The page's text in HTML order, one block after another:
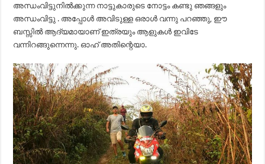
അന്ധംവിട്ടുനിൽക്കുന്ന നാട്ടുകാരുടെ നോട്ടം കണ്ടു ഞങ്ങളും
അന്ധംവിട്ടു . അപ്പോൾ അവിടുള്ള ഒരാൾ വന്നു പറഞ്ഞു, ഈ
ബസ്സിൽ ആദ്യമായാണ് ഇത്രയും ആളുകൾ ഇവിടേ
വന്നിറങ്ങുന്നെന്നു. ഓഹ് അതിന്റെയാ.